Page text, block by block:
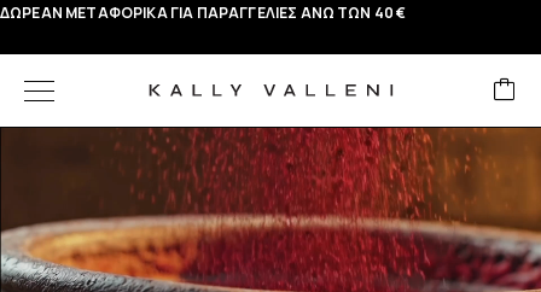
ΔΩΡΕΑΝ ΜΕΤΑΦΟΡΙΚΑ ΓΙΑ ΠΑΡΑΓΓΕΛΙΕΣ ΑΝΩ ΤΩΝ 40 €